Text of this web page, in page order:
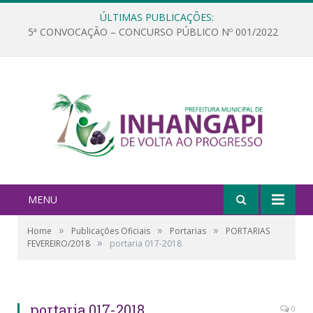
ÚLTIMAS PUBLICAÇÕES:
5ª CONVOCAÇÃO – CONCURSO PÚBLICO Nº 001/2022
MENU
Home » Publicações Oficiais » Portarias »
PORTARIAS
FEVEREIRO/2018 » portaria 017-2018
portaria 017-2018 0